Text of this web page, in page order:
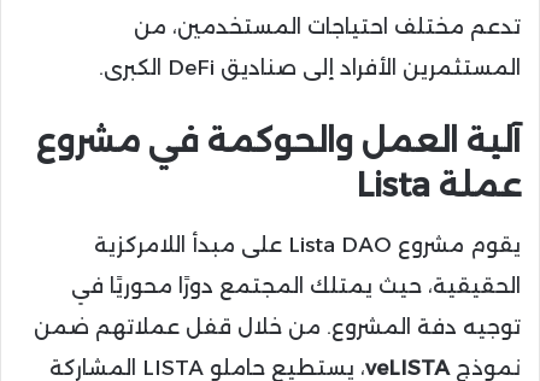
تدعم مختلف احتياجات المستخدمين، من
المستثمرين الأفراد إلى صناديق DeFi الكبرى.
آلية العمل والحوكمة في مشروع
عملة Lista
يقوم مشروع Lista DAO على مبدأ اللامركزية
الحقيقية، حيث يمتلك المجتمع دورًا محوريًا في
توجيه دفة المشروع. من خلال قفل عملاتهم ضمن
نموذج veLISTA
، يستطيع حاملو LISTA المشاركة